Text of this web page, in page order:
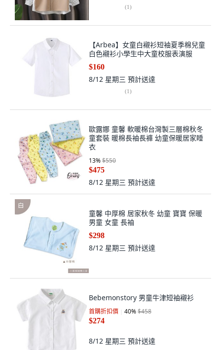
(1)
【Arbea】女童白襯衫短袖夏季棉兒童
白色襯衫小學生中大童校服表演服
$160
8/12 星期三 預計送達
(1)
歐露娜 童馨 軟暖棉台灣製三層棉秋冬
童套裝 暖棉長袖長褲 幼童保暖居家睡
衣
13%$550
$475
8/12 星期三 預計送達
童馨 中厚棉 居家秋冬 幼童 寶寶 保暖
男童 女童 長袖
$298
8/12 星期三 預計送達
Bebemonstory 男童牛津短袖襯衫
首購折扣價 40%$458
$274
8/12 星期三 預計送達